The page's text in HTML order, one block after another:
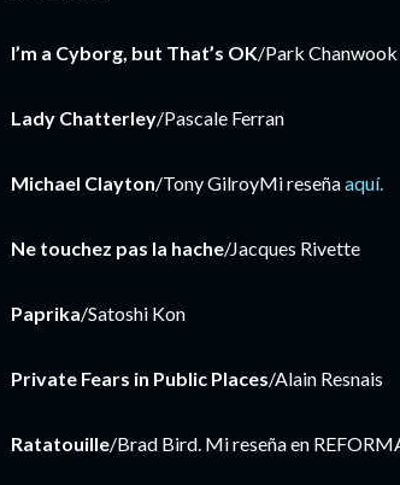
I’m a Cyborg, but That’s OK/Park Chanwook
Lady Chatterley/Pascale Ferran
Michael Clayton/Tony GilroyMi reseñaaquí.
Ne touchez pas la hache/Jacques Rivette
Paprika/Satoshi Kon
Private Fears in Public Places/Alain Resnais
Ratatouille/Brad Bird. Mi reseña en